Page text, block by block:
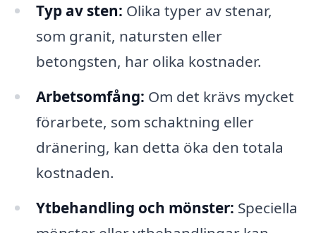
Typ av sten: Olika typer av stenar,
som granit, natursten eller
betongsten, har olika kostnader.
Arbetsomfång: Om det krävs mycket
förarbete, som schaktning eller
dränering, kan detta öka den totala
kostnaden.
Ytbehandling och mönster: Speciella